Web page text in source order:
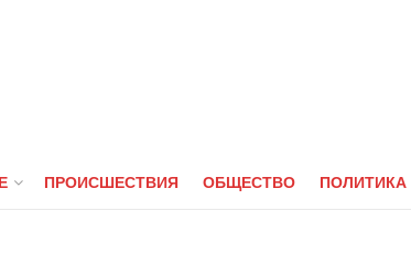
ПРОИСШЕСТВИЯ ОБЩЕСТВО ПОЛИТИКА